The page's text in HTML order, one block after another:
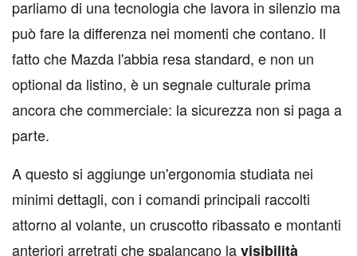
parliamo di una tecnologia che lavora in silenzio ma
può fare la differenza nei momenti che contano. Il
fatto che Mazda l'abbia resa standard, e non un
optional da listino, è un segnale culturale prima
ancora che commerciale: la sicurezza non si paga a
parte.
A questo si aggiunge un'ergonomia studiata nei
minimi dettagli, con i comandi principali raccolti
attorno al volante, un cruscotto ribassato e montanti
anteriori arretrati che spalancano lavisibilità